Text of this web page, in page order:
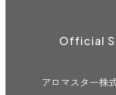
Official
アロマスター株